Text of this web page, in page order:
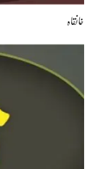
خانقاہ